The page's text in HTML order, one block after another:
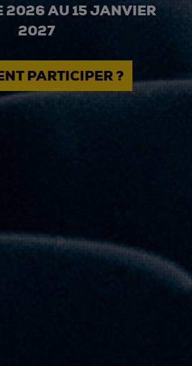
2026 AU 15 JANVIER
2027
PARTICIPER ?